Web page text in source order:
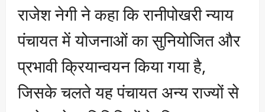
राजेश नेगी ने कहा कि रानीपोखरी न्याय
पंचायत में योजनाओं का सुनियोजित और
प्रभावी क्रियान्वयन किया गया है,
जिसके चलते यह पंचायत अन्य राज्यों से